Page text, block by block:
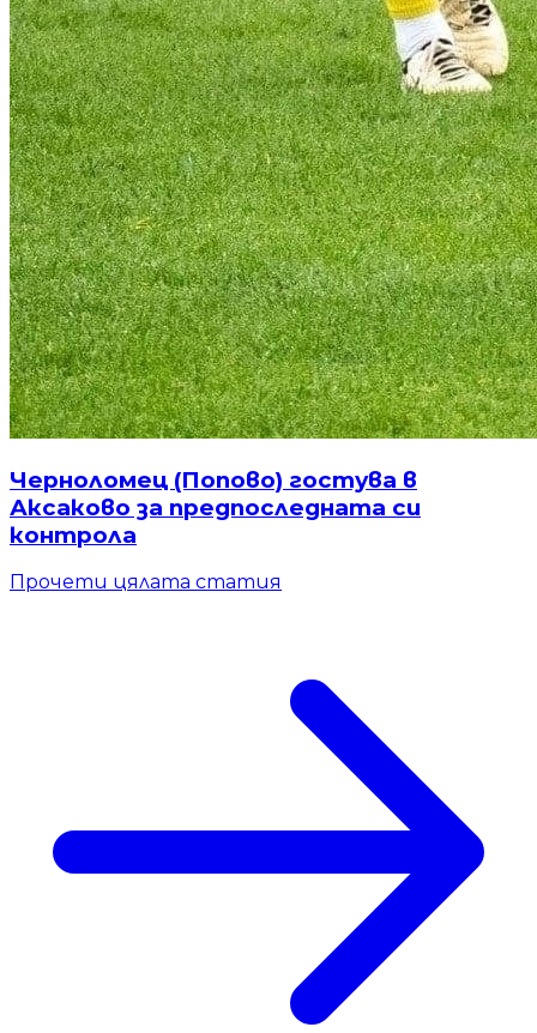
Черноломец (Попово) гостува в
Аксаково за предпоследната си
контрола
Прочети цялата статия